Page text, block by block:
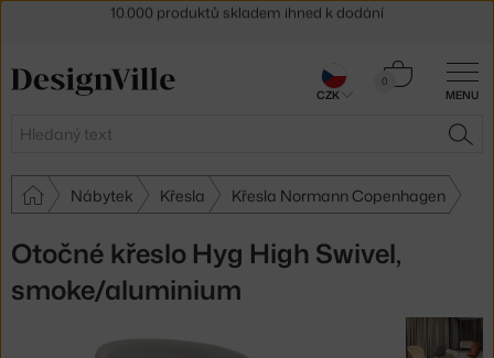
MENU
Hledat
0
Košík
Nábytek Křesla Křesla Normann Copenhagen
Otočné křeslo Hyg High Swivel,
smoke/aluminium
30 dní na vrácení zboží
CZK